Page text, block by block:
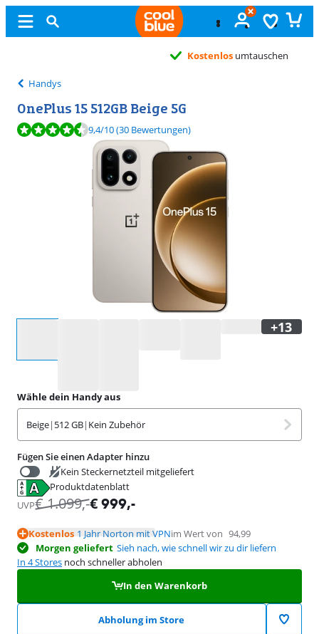
umtauschen
Handys
OnePlus 15 512GB Beige 5G
Bewertet mit 9,4 von 10, basierend auf 30 Bewertungen.
9,4/10(30 Bewertungen)
Wähle dein Handy aus
Beige| 512 GB| Kein Zubehör
Fügen Sie einen Adapter hinzu
Kein Steckernetzteil mitgeliefert
Produktdatenblatt
wird in neuem Tab geöffnet
UVP€1.099,-€ 999,-
Kostenlos 1 Jahr Norton mit VPNim Wert von 94,99
Morgen geliefert Sieh nach, wie schnell wir zu dir liefern
In 4 Stores noch schneller abholen
In den Warenkorb
Abholung im Store